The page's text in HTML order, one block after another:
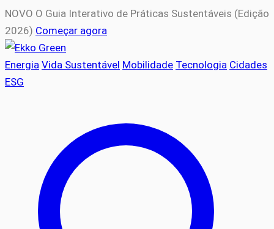
NOVO O Guia Interativo de Práticas Sustentáveis (Edição
2026) Começar agora
Energia Vida Sustentável Mobilidade Tecnologia Cidades
ESG